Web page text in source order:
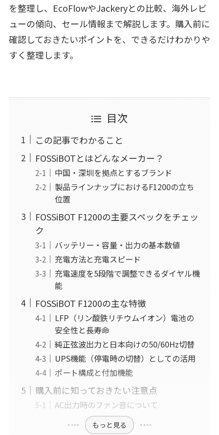
を整理し、EcoFlowやJackeryとの比較、海外レビ
ューの傾向、セール情報まで解説します。購入前に
確認しておきたいポイントを、できるだけわかりや
すく整理します。
目次
この記事でわかること
FOSSiBOTとはどんなメーカー？
中国・深圳を拠点とするブランド
製品ラインナップにおけるF1200の立ち
位置
FOSSiBOT F1200の主要スペックをチェッ
ク
バッテリー・容量・出力の基本数値
充電方法と充電スピード
充電速度を5段階で調整できるダイヤル機
能
FOSSiBOT F1200の主な特徴
LFP（リン酸鉄リチウムイオン）電池の
安全性と長寿命
純正弦波出力と日本向けの50/60Hz切替
UPS機能（停電時の切替）としての活用
ポート構成と付加機能
購入前に知っておきたい注意点
AC出力時のファン音について
もっと見る